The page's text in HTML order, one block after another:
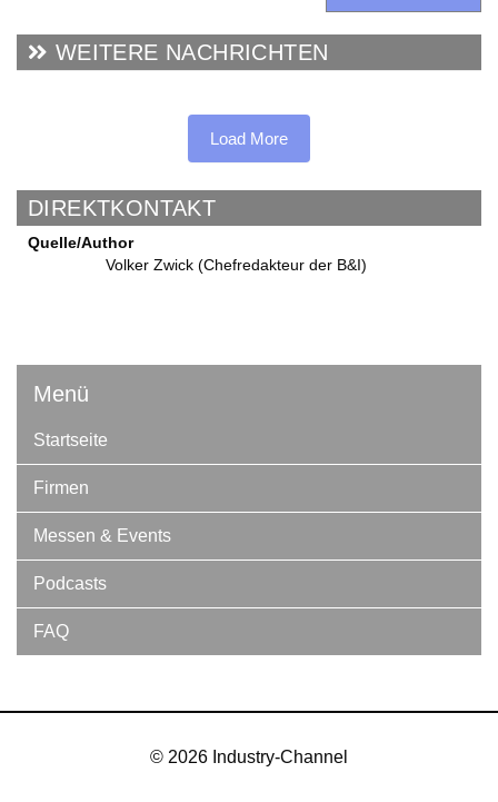
WEITERE NACHRICHTEN
Load More
DIREKTKONTAKT
Quelle/Author
Volker Zwick (Chefredakteur der B&I)
Menü
Startseite
Firmen
Messen & Events
Podcasts
FAQ
© 2026 Industry-Channel